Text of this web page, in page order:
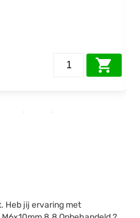
Heb jij ervaring met